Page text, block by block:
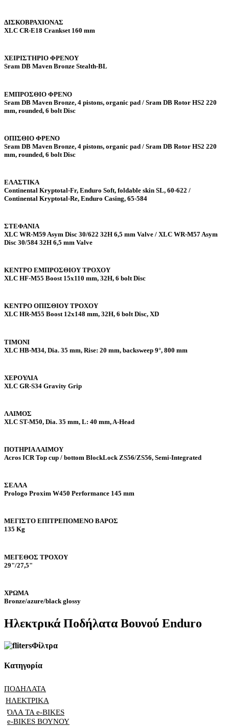
ΔΙΣΚΟΒΡΑΧΙΟΝΑΣ
XLC CR-E18 Crankset 160 mm
ΧΕΙΡΙΣΤΗΡΙΟ ΦΡΕΝΟΥ
Sram DB Maven Bronze Stealth-BL
ΕΜΠΡΟΣΘΙΟ ΦΡΕΝΟ
Sram DB Maven Bronze, 4 pistons, organic pad / Sram DB Rotor HS2 220
mm, rounded, 6 bolt Disc
ΟΠΙΣΘΙΟ ΦΡΕΝΟ
Sram DB Maven Bronze, 4 pistons, organic pad / Sram DB Rotor HS2 220
mm, rounded, 6 bolt Disc
ΕΛΑΣΤΙΚΑ
Continental Kryptotal-Fr, Enduro Soft, foldable skin SL, 60-622 /
Continental Kryptotal-Re, Enduro Casing, 65-584
ΣΤΕΦΑΝΙΑ
XLC WR-M59 Asym Disc 30/622 32H 6,5 mm Valve / XLC WR-M57 Asym
Disc 30/584 32H 6,5 mm Valve
ΚΕΝΤΡΟ ΕΜΠΡΟΣΘΙΟΥ ΤΡΟΧΟΥ
XLC HF-M55 Boost 15x110 mm, 32H, 6 bolt Disc
ΚΕΝΤΡΟ ΟΠΙΣΘΙΟΥ ΤΡΟΧΟΥ
XLC HR-M55 Boost 12x148 mm, 32H, 6 bolt Disc, XD
ΤΙΜΟΝΙ
XLC HB-M34, Dia. 35 mm, Rise: 20 mm, backsweep 9°, 800 mm
ΧΕΡΟΥΛΙΑ
XLC GR-S34 Gravity Grip
ΛΑΙΜΟΣ
XLC ST-M50, Dia. 35 mm, L: 40 mm, A-Head
ΠΟΤΗΡΙΑ ΛΑΙΜΟΥ
Acros ICR Top cup / bottom BlockLock ZS56/ZS56, Semi-Integrated
ΣΕΛΛΑ
Prologo Proxim W450 Performance 145 mm
ΜΕΓΙΣΤΟ ΕΠΙΤΡΕΠΟΜΕΝΟ ΒΑΡΟΣ
135 Kg
ΜΕΓΕΘΟΣ ΤΡΟΧΟΥ
29"/27,5"
ΧΡΩΜΑ
Bronze/azure/black glossy
Ηλεκτρικά Ποδήλατα Βουνού Enduro
Φίλτρα
Κατηγορία
ΠΟΔΗΛΑΤΑ
ΗΛΕΚΤΡΙΚΑ
ΌΛΑ ΤΑ e-BIKES
e-BIKES ΒΟΥΝΟΥ